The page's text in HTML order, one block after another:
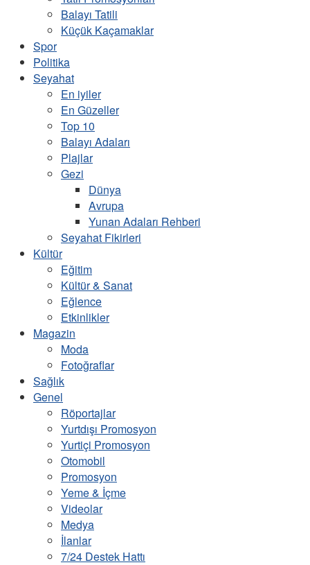
Balayı Tatili
Küçük Kaçamaklar
Spor
Politika
Seyahat
En iyiler
En Güzeller
Top 10
Balayı Adaları
Plajlar
Gezi
Dünya
Avrupa
Yunan Adaları Rehberi
Seyahat Fikirleri
Kültür
Eğitim
Kültür & Sanat
Eğlence
Etkinlikler
Magazin
Moda
Fotoğraflar
Sağlık
Genel
Röportajlar
Yurtdışı Promosyon
Yurtiçi Promosyon
Otomobil
Promosyon
Yeme & İçme
Videolar
Medya
İlanlar
7/24 Destek Hattı